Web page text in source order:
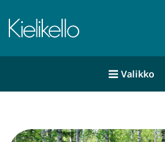
sisältöön
Valikko